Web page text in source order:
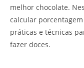
melhor chocolate.
calcular
práticas e técnicas
fazer doces.